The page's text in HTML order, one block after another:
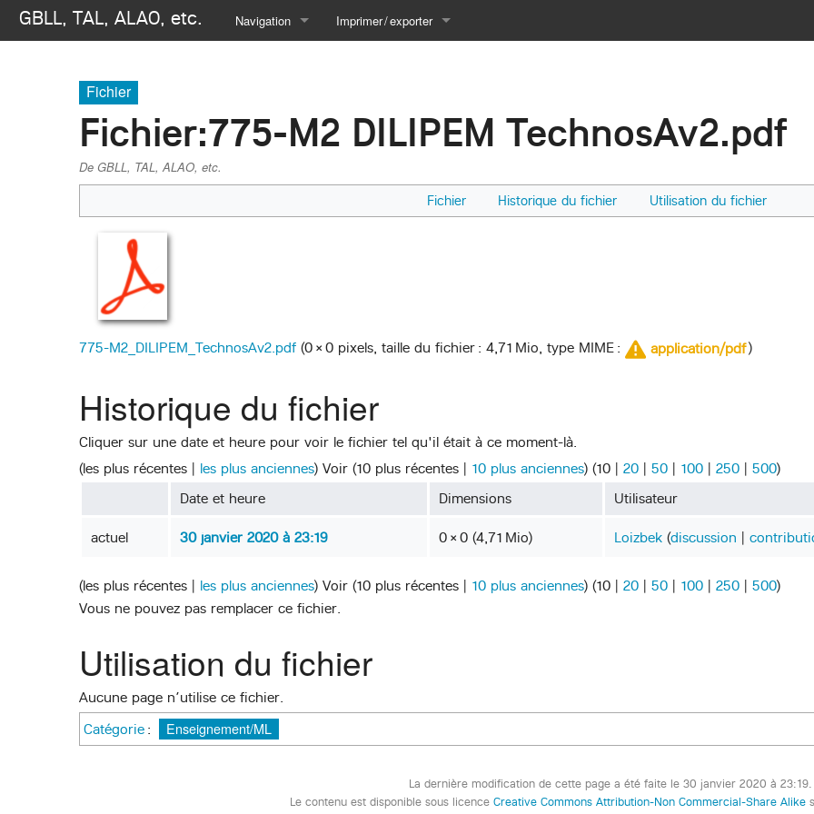
GBLL, TAL, ALAO, etc. Navigation Imprimer / exporter
Version imprimable
Fichier
Fichier:775-M2 DILIPEM TechnosAv2.pdf
De GBLL, TAL, ALAO, etc.
Fichier Historique du fichier Utilisation du fichier
775-M2_DILIPEM_TechnosAv2.pdf (0 × 0 pixels, taille du fichier : 4,71 Mio, type MIME : application/pdf)
Historique du fichier
Cliquer sur une date et heure pour voir le fichier tel qu'il était à ce moment-là.
(les plus récentes | les plus anciennes) Voir (10 plus récentes | 10 plus anciennes) (10 | 20 | 50 | 100 | 250 | 500)
Date et heure
Dimensions Utilisateur
actuel 30 janvier 2020 à 23:19 0 × 0 (4,71 Mio) Loizbek (discussion |
(les plus récentes | les plus anciennes) Voir (10 plus récentes | 10 plus anciennes) (10 | 20 | 50 | 100 | 250 | 500)
Vous ne pouvez pas remplacer ce fichier.
Utilisation du fichier
Aucune page n’utilise ce fichier.
Catégorie : Enseignement/ML
La dernière modification de cette page a été faite le 30 janvier 2020 à 23:19.
Le contenu est disponible sous licence Creative Commons Attribution-Non Commercial-Share Alike